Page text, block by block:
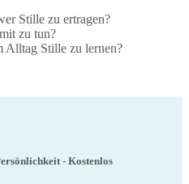
Stille zu ertragen?
zu tun?
Alltag Stille zu lernen?
- Kostenlos